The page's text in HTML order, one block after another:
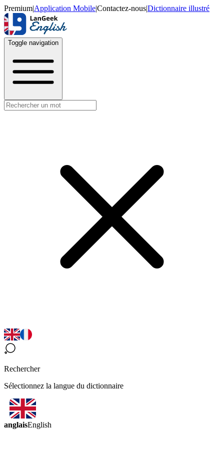
Premium|Application Mobile|Contactez-nous|Dictionnaire illustré
Toggle navigation
Rechercher
Sélectionnez la langue du dictionnaire
anglaisEnglish